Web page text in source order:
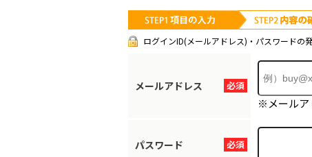
ログインID(メールアドレス)・パスワードの
必須
メールアドレス
※メールア
必須
パスワード